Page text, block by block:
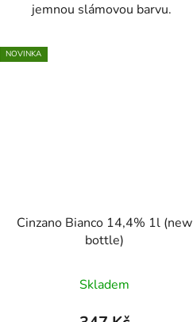
jemnou slámovou barvu.
NOVINKA
Cinzano Bianco 14,4% 1l (new
bottle)
Skladem